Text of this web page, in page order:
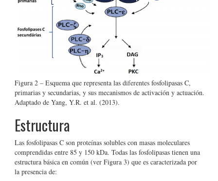
Figura 2 – Esquema que representa las diferentes fosfolipasas C,
primarias y secundarias, y sus mecanismos de activación y actuación.
Adaptado de Yang, Y.R. et al. (2013).
Estructura
Las fosfolipasas C son proteínas solubles con masas moleculares
comprendidas entre 85 y 150 kDa. Todas las fosfolipasas tienen una
estructura básica en común (ver Figura 3) que es caracterizada por
la presencia de: